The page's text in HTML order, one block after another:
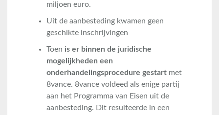
miljoen euro.
Uit de aanbesteding kwamen geen
geschikte inschrijvingen
Toen is er binnen de juridische
mogelijkheden een
onderhandelingsprocedure gestart met
8vance. 8vance voldeed als enige partij
aan het Programma van Eisen uit de
aanbesteding. Dit resulteerde in een